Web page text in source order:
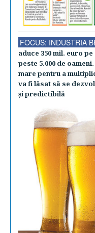
FOCUS: INDUSTRIA
aduce 350 mil. euro
peste 5.000 de
mare pentru a
va fi lăsat să se
şi predictibilă